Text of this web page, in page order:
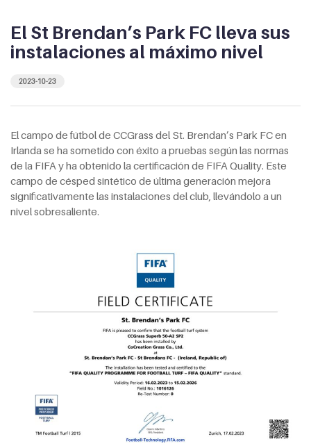
El St Brendan’s Park FC lleva sus
instalaciones al máximo nivel
2023-10-23
El campo de fútbol de CCGrass del St. Brendan’s Park FC en
Irlanda se ha sometido con éxito a pruebas según las normas
de la FIFA y ha obtenido la certificación de FIFA Quality. Este
campo de césped sintético de última generación mejora
significativamente las instalaciones del club, llevándolo a un
nivel sobresaliente.